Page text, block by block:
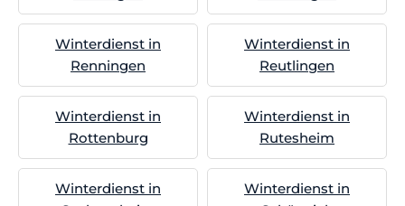
Winterdienst in
Renningen
Winterdienst in
Reutlingen
Winterdienst in
Rottenburg
Winterdienst in
Rutesheim
Winterdienst in
Winterdienst in